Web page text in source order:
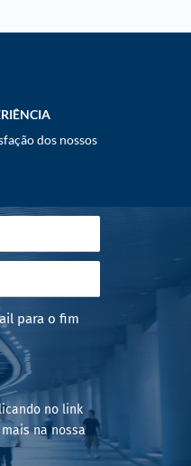
dos nossos
para o fim
no link
na nossa